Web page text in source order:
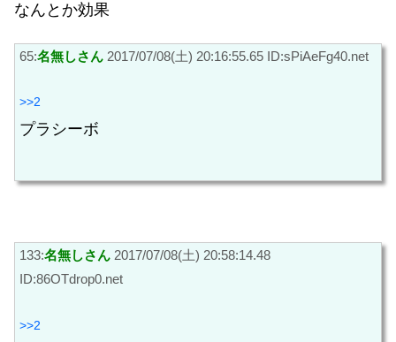
なんとか効果
65:名無しさん 2017/07/08(土) 20:16:55.65 ID:sPiAeFg40.net
>>2
プラシーボ
133:名無しさん 2017/07/08(土) 20:58:14.48
ID:86OTdrop0.net
>>2